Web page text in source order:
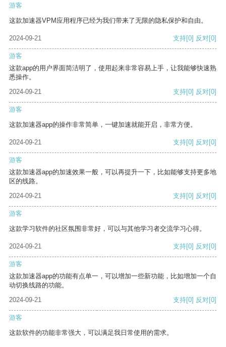
游客
这款加速器VPM应用程序已经为我们带来了无限的隐私保护和自由。
2024-09-21 支持[0] 反对[0]
游客
这款app的用户界面简洁明了，使用起来非常容易上手，让我能够快速熟
悉操作。
2024-09-21
支持[0] 反对[0]
游客
这款加速器app的操作非常简单，一键加速就能开启，非常方便。
2024-09-21 支持[0] 反对[0]
游客
这款加速器app的加速效果一般，可以再提升一下，比如能够支持更多地
区的线路。
2024-09-21
支持[0] 反对[0]
游客
这款学习软件的社区氛围非常好，可以与其他学习者交流学习心得。
2024-09-21 支持[0] 反对[0]
游客
这款加速器app的功能有点单一，可以增加一些新功能，比如增加一个自
动切换线路的功能。
2024-09-21
支持[0] 反对[0]
游客
这款软件的功能非常强大，可以满足我日常使用的需求。